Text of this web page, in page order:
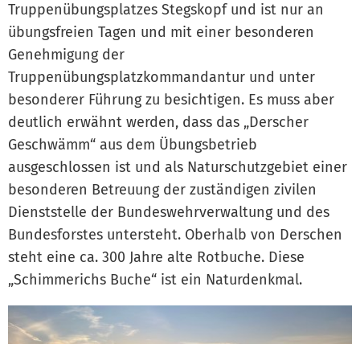
Truppenübungsplatzes Stegskopf und ist nur an
übungsfreien Tagen und mit einer besonderen
Genehmigung der
Truppenübungsplatzkommandantur und unter
besonderer Führung zu besichtigen. Es muss aber
deutlich erwähnt werden, dass das „Derscher
Geschwämm“ aus dem Übungsbetrieb
ausgeschlossen ist und als Naturschutzgebiet einer
besonderen Betreuung der zuständigen zivilen
Dienststelle der Bundeswehrverwaltung und des
Bundesforstes untersteht. Oberhalb von Derschen
steht eine ca. 300 Jahre alte Rotbuche. Diese
„Schimmerichs Buche“ ist ein Naturdenkmal.